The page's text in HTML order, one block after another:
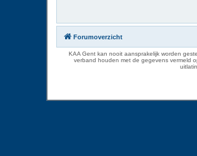
Forumoverzicht
KAA Gent kan nooit aansprakelijk worden
verband houden met de gegevens vermeld